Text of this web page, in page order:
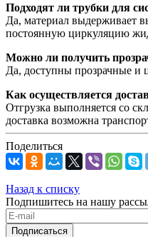
Подходят ли трубки для
Да, материал выдерживает
постоянную циркуляцию
Можно ли получить
Да, доступны прозрачные и
Как осуществляется
Отгрузка выполняется со
доставка возможна
Поделиться
Назад к списку
Подпишитесь на нашу